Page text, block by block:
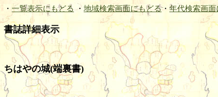
・ 一覧表示にもどる ・ 地域検索画面にもどる・ 年代検索画面
書誌詳細表示
ちはやの城(端裏書)